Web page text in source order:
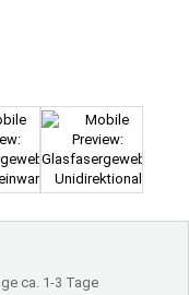
ca. 1-3 Tage